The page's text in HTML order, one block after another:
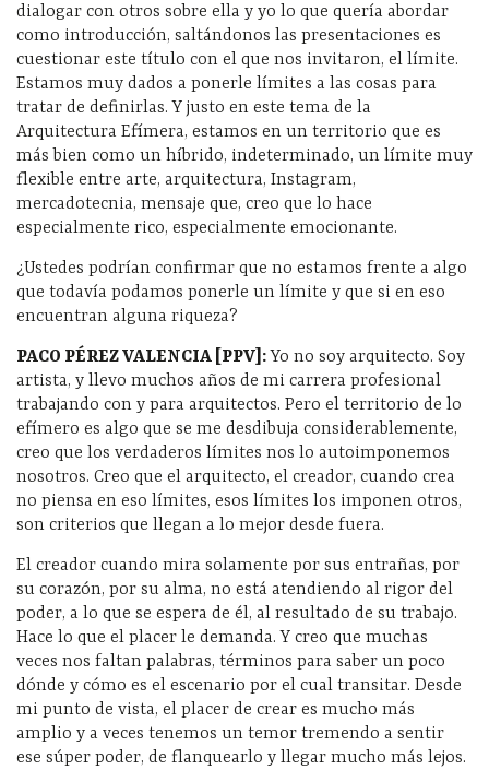
dialogar con otros sobre ella y yo lo que quería abordar
como introducción, saltándonos las presentaciones es
cuestionar este título con el que nos invitaron, el límite.
Estamos muy dados a ponerle límites a las cosas para
tratar de definirlas. Y justo en este tema de la
Arquitectura Efímera, estamos en un territorio que es
más bien como un híbrido, indeterminado, un límite muy
flexible entre arte, arquitectura, Instagram,
mercadotecnia, mensaje que, creo que lo hace
especialmente rico, especialmente emocionante.
¿Ustedes podrían confirmar que no estamos frente a algo
que todavía podamos ponerle un límite y que si en eso
encuentran alguna riqueza?
PACO PÉREZ VALENCIA [PPV] :Yo no soy arquitecto. Soy
artista, y llevo muchos años de mi carrera profesional
trabajando con y para arquitectos. Pero el territorio de lo
efímero es algo que se me desdibuja considerablemente,
creo que los verdaderos límites nos lo autoimponemos
nosotros. Creo que el arquitecto, el creador, cuando crea
no piensa en eso límites, esos límites los imponen otros,
son criterios que llegan a lo mejor desde fuera.
El creador cuando mira solamente por sus entrañas, por
su corazón, por su alma, no está atendiendo al rigor del
poder, a lo que se espera de él, al resultado de su trabajo.
Hace lo que el placer le demanda. Y creo que muchas
veces nos faltan palabras, términos para saber un poco
dónde y cómo es el escenario por el cual transitar. Desde
mi punto de vista, el placer de crear es mucho más
amplio y a veces tenemos un temor tremendo a sentir
ese súper poder, de flanquearlo y llegar mucho más lejos.